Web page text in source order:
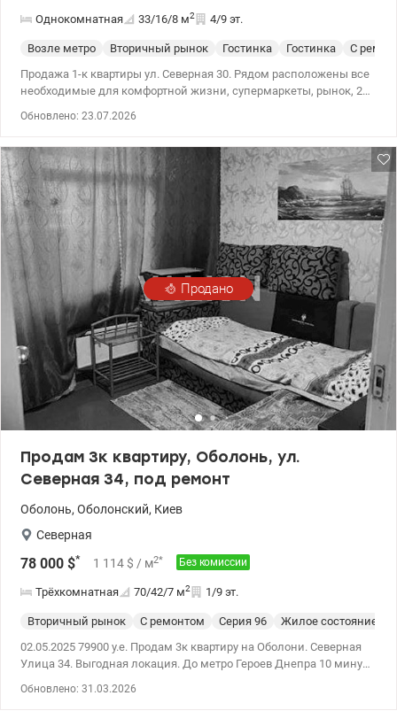
Однокомнатная 33/16/8 м2 4/9 эт.
Возле метро Вторичный рынок Гостинка Гостинка
С
Продажа 1-к квартиры ул. Северная 30. Рядом расположены все
необходимые для комфортной жизни, супермаркеты, рынок, 2
укомплектована газовой плитой, бойлером на 50 литров,
качественным кондиционером, работающим как на холод так и
на тепло. На кухне установлен фильтр очистки воды. На полу в
коридоре и кухне качественная плитка, жилая комната –
светлый ламинат с высокой степенью износостойкости.
Межкомнатная дверь из натуральной древесины. На балконе
установлены качественные окна и сделано полное утепление
стен.
Обновлено: 23.07.2026
Продано
Продам 3к квартиру, Оболонь, ул.
Северная 34, под ремонт
Оболонь, Оболонский, Киев
Северная
78 000 $* 1 114 $ / м2* Без комиссии
Трёхкомнатная 70/42/7 м2 1/9 эт.
Вторичный рынок С ремонтом Cерия 96
Жилое состояние
02.05.2025 79900 у.е. Продам 3к квартиру на Оболони. Северная
Улица 34. Выгодная локация. До метро Героев Днепра 10 минут
Обновлено: 31.03.2026